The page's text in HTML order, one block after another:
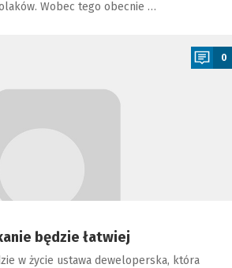
Wobec tego obecnie …
0
będzie łatwiej
w życie ustawa deweloperska, która